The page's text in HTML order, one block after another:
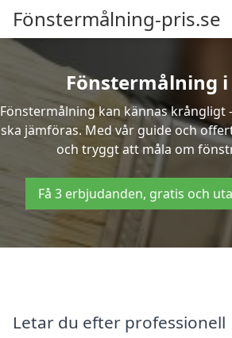
Fönstermålning-pris.se
Fönstermålning i
Fönstermålning kan kännas
ska jämföras. Med vår guide och
och tryggt att måla om
Få 3 erbjudanden, gratis och
Letar du efter professionell